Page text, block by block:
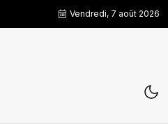
Vendredi, 7 août 2026